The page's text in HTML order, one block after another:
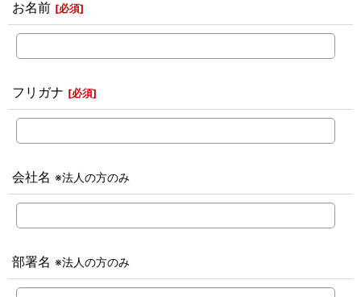
お名前 [必須]
フリガナ [必須]
会社名 ※法人の方のみ
部署名 ※法人の方のみ